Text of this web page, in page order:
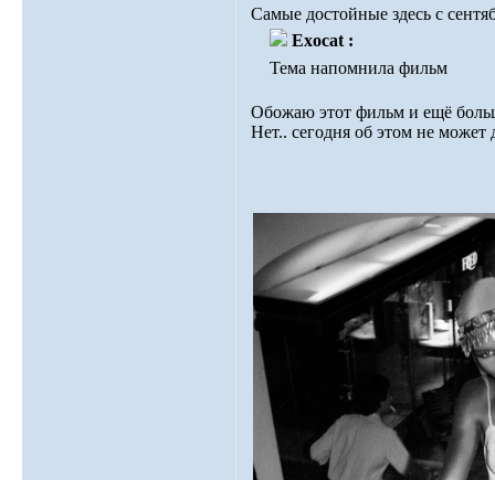
Самые достойные здесь с
Exocat :
Тема напомнила фильм
Обожаю этот фильм и ещё
Нет.. сегодня об этом не может